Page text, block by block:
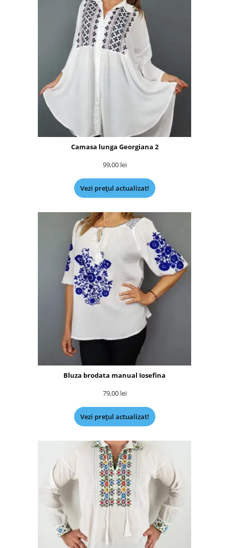
Camasa lunga Georgiana 2
99,00 lei
Vezi prețul actualizat!
Bluza brodata manual Iosefina
79,00 lei
Vezi prețul actualizat!